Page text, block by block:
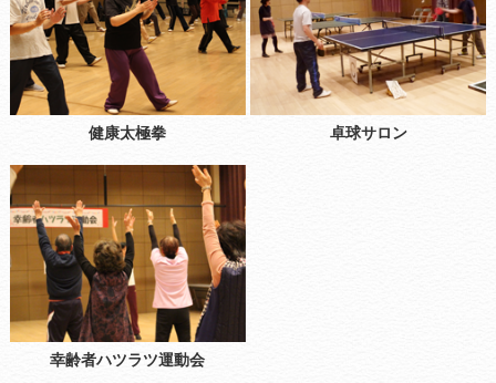
健康太極拳 卓球サロン
幸齢者ハツラツ運動会